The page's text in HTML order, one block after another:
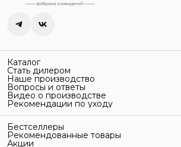
Каталог
Стать дилером
Наше производство
Вопросы и ответы
Видео о производстве
Рекомендации по уходу
Бестселлеры
Рекомендованные товары
Акции